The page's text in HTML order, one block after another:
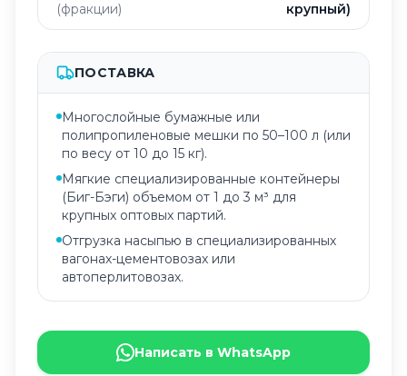
(фракции)
крупный)
ПОСТАВКА
Многослойные бумажные или
полипропиленовые мешки по 50–100 л (или
по весу от 10 до 15 кг).
Мягкие специализированные контейнеры
(Биг-Бэги) объемом от 1 до 3 м³ для
крупных оптовых партий.
Отгрузка насыпью в специализированных
вагонах-цементовозах или
автоперлитовозах.
Написать в WhatsApp